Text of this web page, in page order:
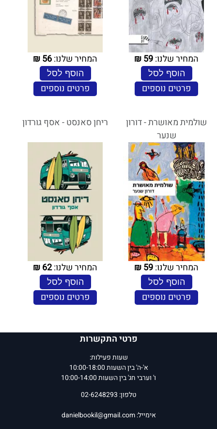
המחיר שלנו:59
₪
הוסף לסל
פרטים נוספים
המחיר שלנו:56
₪
הוסף לסל
פרטים נוספים
שולמית מאושרת - דורון
שנער
המחיר שלנו:59
₪
הוסף לסל
פרטים נוספים
ריחן סאנסט - אסף גורדון
המחיר שלנו:62
₪
הוסף לסל
פרטים נוספים
פרטי התקשרות
שעות פעילות:
א'-ה' בין השעות 10:00-18:00
ו' וערבי חג' בין השעות 10:00-14:00
טלפון: 02-6248293
אימייל:danielbookil@gmail.com